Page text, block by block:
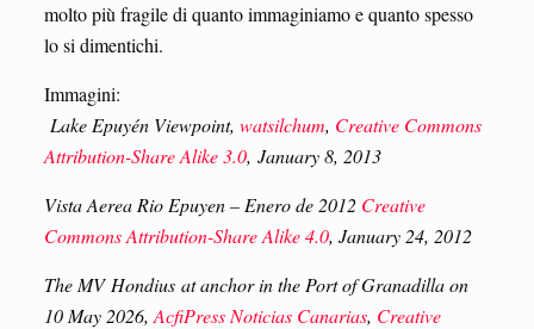
molto più fragile di quanto immaginiamo e quanto spesso
lo si dimentichi.
Immagini:
Lake Epuyén Viewpoint, watsilchum, Creative Commons
Attribution-Share Alike 3.0, January 8, 2013
Vista Aerea Rio Epuyen – Enero de 2012 Creative
Commons Attribution-Share Alike 4.0, January 24, 2012
The MV Hondius at anchor in the Port of Granadilla on
10 May 2026, AcfiPress Noticias Canarias, Creative